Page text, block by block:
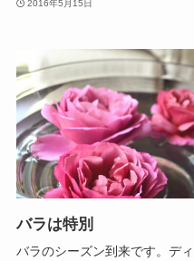
2016年5月15日
バラは特別
バラのシーズン到来です。デ